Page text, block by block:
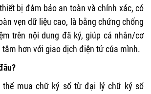
bị đảm bảo an toàn và chính xác, có
vẹn dữ liệu cao, là bằng chứng chống
trên nội dung đã ký, giúp cá nhân/cơ
hơn với giao dịch điện tử của mình.
thể mua chữ ký số từ đại lý chữ ký số